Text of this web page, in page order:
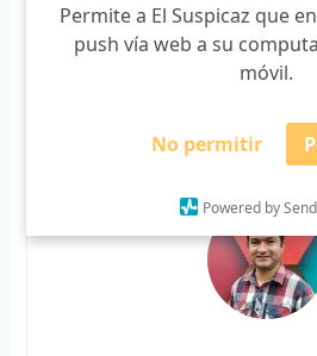
Permite a El Suspicaz que
push vía web a su
móvil.
No permitir
Powered by
donde lo vieron por última vez.
Cualquier información que lleve al
está disponible las 24 horas del día.